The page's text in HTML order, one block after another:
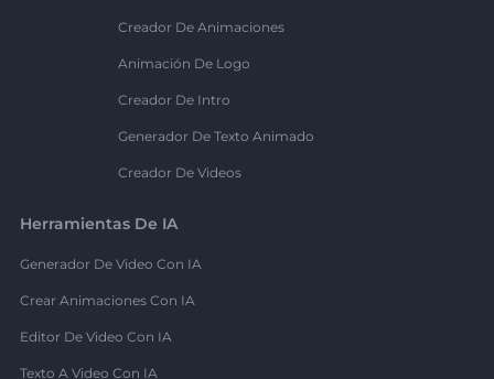
Creador De Animaciones
Animación De Logo
Creador De Intro
Generador De Texto Animado
Creador De Videos
Herramientas De IA
Generador De Video Con IA
Crear Animaciones Con IA
Editor De Video Con IA
Texto A Video Con IA